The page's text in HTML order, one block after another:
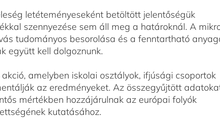
letéteményeseként betöltött jelentőségük
szennyezése sem áll meg a határoknál. A
tudományos besorolása és a fenntartható
együtt kell dolgoznunk.
amelyben iskolai osztályok, ifjúsági csoportok
az eredményeket. Az összegyűjtött
mértékben hozzájárulnak az európai folyók
kutatásához.